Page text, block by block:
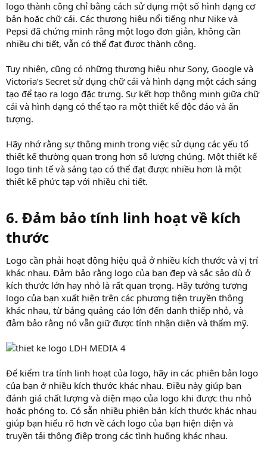
logo thành công chỉ bằng cách sử dụng một số hình dạng cơ
bản hoặc chữ cái. Các thương hiệu nổi tiếng như Nike và
Pepsi đã chứng minh rằng một logo đơn giản, không cần
nhiều chi tiết, vẫn có thể đạt được thành công.
Tuy nhiên, cũng có những thương hiệu như Sony, Google và
Victoria’s Secret sử dụng chữ cái và hình dạng một cách sáng
tạo để tạo ra logo đặc trưng. Sự kết hợp thông minh giữa chữ
cái và hình dạng có thể tạo ra một thiết kế độc đáo và ấn
tượng.
Hãy nhớ rằng sự thông minh trong việc sử dụng các yếu tố
thiết kế thường quan trọng hơn số lượng chúng. Một thiết kế
logo tinh tế và sáng tạo có thể đạt được nhiều hơn là một
thiết kế phức tạp với nhiều chi tiết.
6. Đảm bảo tính linh hoạt về kích
thước​
Logo cần phải hoạt động hiệu quả ở nhiều kích thước và vị trí
khác nhau. Đảm bảo rằng logo của bạn đẹp và sắc sảo dù ở
kích thước lớn hay nhỏ là rất quan trọng. Hãy tưởng tượng
logo của bạn xuất hiện trên các phương tiện truyền thông
khác nhau, từ bảng quảng cáo lớn đến danh thiếp nhỏ, và
đảm bảo rằng nó vẫn giữ được tính nhận diện và thẩm mỹ.
Để kiểm tra tính linh hoạt của logo, hãy in các phiên bản logo
của bạn ở nhiều kích thước khác nhau. Điều này giúp bạn
đánh giá chất lượng và diện mạo của logo khi được thu nhỏ
hoặc phóng to. Có sẵn nhiều phiên bản kích thước khác nhau
giúp bạn hiểu rõ hơn về cách logo của bạn hiện diện và
truyền tải thông điệp trong các tình huống khác nhau.